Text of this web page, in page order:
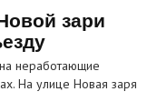
зари
неработающие
На улице Новая заря